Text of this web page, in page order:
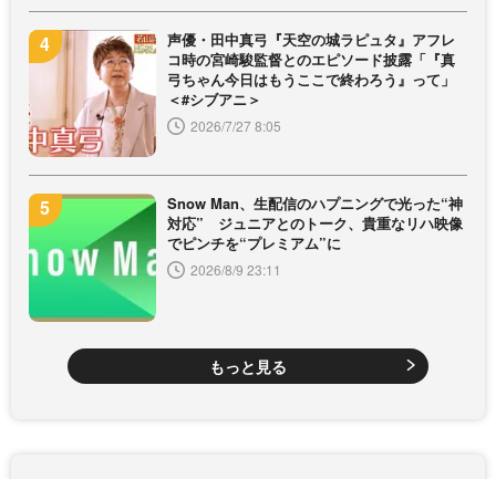
声優・田中真弓『天空の城ラピュタ』アフレ
コ時の宮崎駿監督とのエピソード披露「『真
弓ちゃん今日はもうここで終わろう』って」
＜#シブアニ＞
2026/7/27 8:05
Snow Man、生配信のハプニングで光った“神
対応” ジュニアとのトーク、貴重なリハ映像
でピンチを“プレミアム”に
2026/8/9 23:11
もっと見る